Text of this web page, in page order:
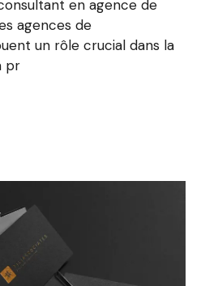
en agence de
agences de
un rôle crucial dans la
pr